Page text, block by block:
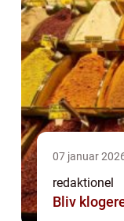
07 januar
redaktionel
Bliv